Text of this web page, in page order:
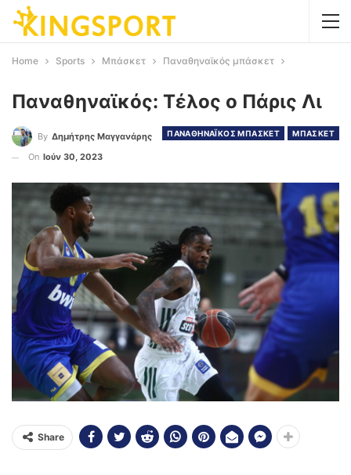
Home Sports Μπάσκετ Παναθηναϊκός μπάσκετ
Παναθηναϊκός: Τέλος ο Πάρις Λι
ΠΑΝΑΘΗΝΑΪΚΟΣ ΜΠΑΣΚΕΤ ΜΠΑΣΚΕΤ
By Δημήτρης Μαγγανάρης
On Ιούν 30, 2023
Share